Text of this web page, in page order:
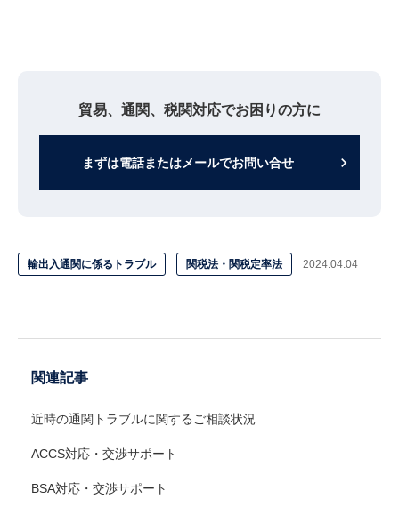
貿易、通関、税関対応でお困りの方に
まずは電話またはメールでお問い合せ keyboard_arrow_right
輸出入通関に係るトラブル 関税法・関税定率法 2024.04.04
関連記事
近時の通関トラブルに関するご相談状況
ACCS対応・交渉サポート
BSA対応・交渉サポート